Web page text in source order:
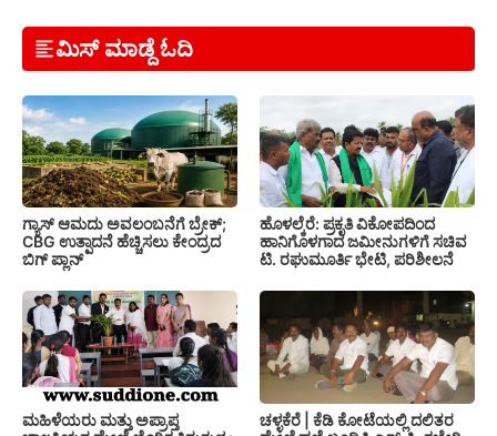
ಮಿಸ್ ಮಾಡ್ದೆ ಓದಿ
ಗ್ಯಾಸ್ ಆಮದು ಅವಲಂಬನೆಗೆ ಬ್ರೇಕ್;
CBG ಉತ್ಪಾದನೆ ಹೆಚ್ಚಿಸಲು ಕೇಂದ್ರದ
ಬಿಗ್ ಪ್ಲಾನ್
ಹೊಳಲ್ಕೆರೆ: ಪ್ರಕೃತಿ ವಿಕೋಪದಿಂದ
ಹಾನಿಗೊಳಗಾದ ಜಮೀನುಗಳಿಗೆ ಸಚಿವ
ಟಿ. ರಘುಮೂರ್ತಿ ಭೇಟಿ, ಪರಿಶೀಲನೆ
ಮಹಿಳೆಯರು ಮತ್ತು ಅಪ್ರಾಪ್ತ
ಚಳ್ಳಕೆರೆ | ಕೆಡಿ ಕೋಟೆಯಲ್ಲಿ ದಲಿತರ